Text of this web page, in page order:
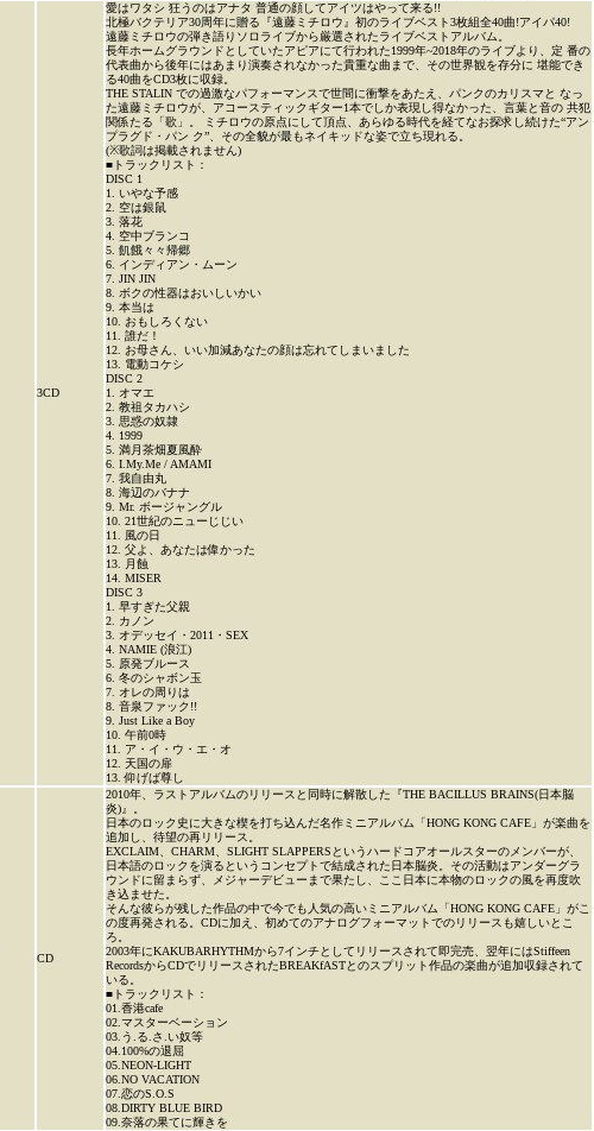
3CD
愛はワタシ 狂うのはアナタ 普通の顔してアイツはやって来る!!
北極バクテリア30周年に贈る『遠藤ミチロウ』初のライブベスト3枚組全40曲!アイパ40!
遠藤ミチロウの弾き語りソロライブから厳選されたライブベストアルバム。
長年ホームグラウンドとしていたアピアにて行われた1999年~2018年のライブより、定 番の
代表曲から後年にはあまり演奏されなかった貴重な曲まで、その世界観を存分に 堪能でき
る40曲をCD3枚に収録。
THE STALIN での過激なパフォーマンスで世間に衝撃をあたえ、パンクのカリスマと なっ
た遠藤ミチロウが、アコースティックギター1本でしか表現し得なかった、言葉と音の 共犯
関係たる「歌」。 ミチロウの原点にして頂点、あらゆる時代を経てなお探求し続けた“アン
プラグド・パン ク”、その全貌が最もネイキッドな姿で立ち現れる。
(※歌詞は掲載されません)
■トラックリスト：
DISC 1
1. いやな予感
2. 空は銀鼠
3. 落花
4. 空中ブランコ
5. 飢餓々々帰郷
6. インディアン・ムーン
7. JIN JIN
8. ボクの性器はおいしいかい
9. 本当は
10. おもしろくない
11. 誰だ！
12. お母さん、いい加減あなたの顔は忘れてしまいました
13. 電動コケシ
DISC 2
1. オマエ
2. 教祖タカハシ
3. 思惑の奴隷
4. 1999
5. 満月茶畑夏風酔
6. I.My.Me / AMAMI
7. 我自由丸
8. 海辺のバナナ
9. Mr. ボージャングル
10. 21世紀のニューじじい
11. 風の日
12. 父よ、あなたは偉かった
13. 月蝕
14. MISER
DISC 3
1. 早すぎた父親
2. カノン
3. オデッセイ・2011・SEX
4. NAMIE (浪江)
5. 原発ブルース
6. 冬のシャボン玉
7. オレの周りは
8. 音泉ファック!!
9. Just Like a Boy
10. 午前0時
11. ア・イ・ウ・エ・オ
12. 天国の扉
13. 仰げば尊し
CD
2010年、ラストアルバムのリリースと同時に解散した『THE BACILLUS BRAINS(日本脳
炎)』。
日本のロック史に大きな楔を打ち込んだ名作ミニアルバム「HONG KONG CAFE」が楽曲を
追加し、待望の再リリース。
EXCLAIM、CHARM、SLIGHT SLAPPERSというハードコアオールスターのメンバーが、
日本語のロックを演るというコンセプトで結成された日本脳炎。その活動はアンダーグラ
ウンドに留まらず、メジャーデビューまで果たし、ここ日本に本物のロックの風を再度吹
き込ませた。
そんな彼らが残した作品の中で今でも人気の高いミニアルバム「HONG KONG CAFE」がこ
の度再発される。CDに加え、初めてのアナログフォーマットでのリリースも嬉しいとこ
ろ。
2003年にKAKUBARHYTHMから7インチとしてリリースされて即完売、翌年にはStiffeen
RecordsからCDでリリースされたBREAKfASTとのスプリット作品の楽曲が追加収録されて
いる。
■トラックリスト：
01.香港cafe
02.マスターベーション
03.う.る.さ.い奴等
04.100%の退屈
05.NEON-LIGHT
06.NO VACATION
07.恋のS.O.S
08.DIRTY BLUE BIRD
09.奈落の果てに輝きを